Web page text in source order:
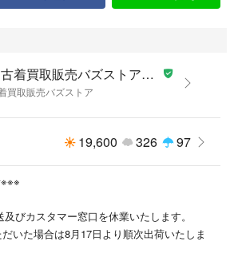
ブランド古着買取販売バズストア ラクマ店
買取販売バズストア
19,600 326 97
びカスタマー窓口を休業いたします。
いた場合は8月17日より順次出荷いたしま